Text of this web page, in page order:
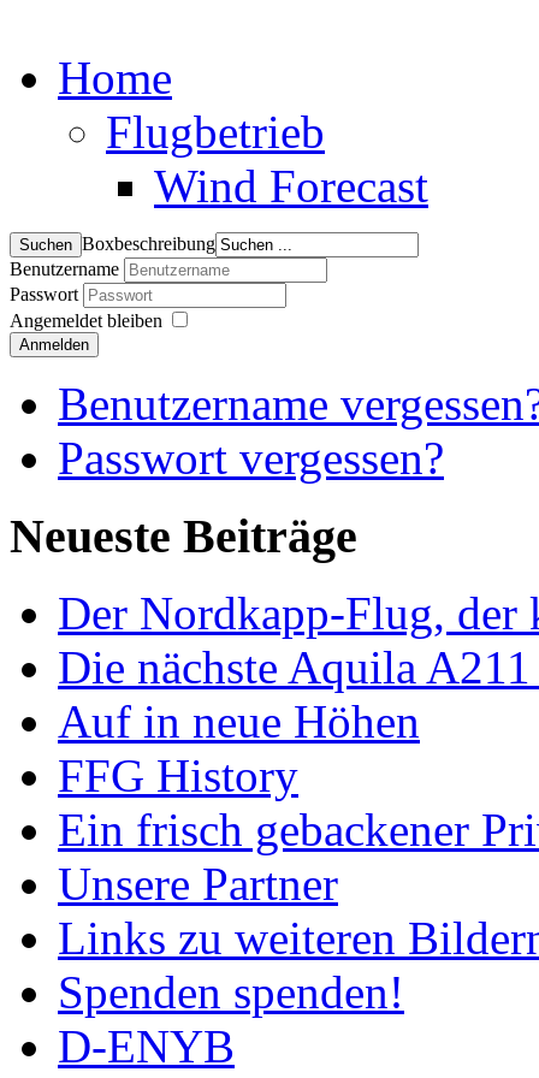
Home
Flugbetrieb
Wind Forecast
Boxbeschreibung
Benutzername
Passwort
Angemeldet bleiben
Anmelden
Benutzername
Passwort vergessen?
Neueste Beiträge
Der Nordkapp-Flug, der
Die nächste Aquila
Auf in neue Höhen
FFG History
Ein frisch gebackener
Unsere Partner
Links zu weiteren
Spenden spenden!
D-ENYB